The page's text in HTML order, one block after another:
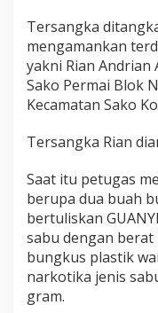
Tersangka
mengamankan
yakni Rian Andrian
Sako Permai Blok
Kecamatan Sako
Tersangka Rian
Saat itu petugas
berupa dua buah
bertuliskan
sabu dengan berat
bungkus plastik
narkotika jenis
gram.